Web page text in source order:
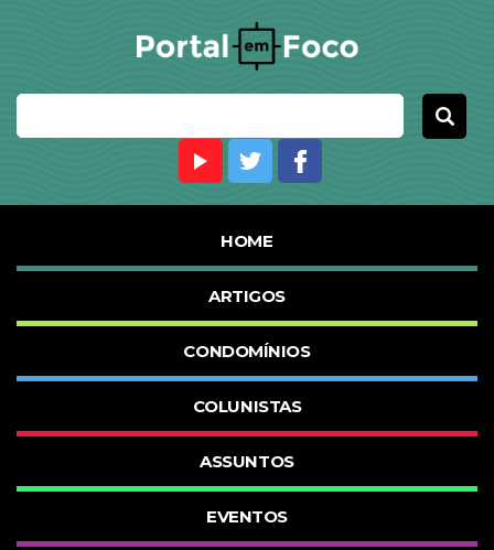
HOME
ARTIGOS
CONDOMÍNIOS
COLUNISTAS
ASSUNTOS
EVENTOS